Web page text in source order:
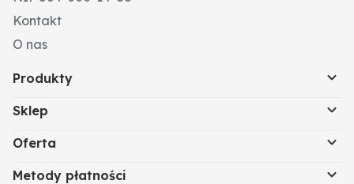
Kontakt
O nas
Produkty
Sklep
Oferta
Metody płatności